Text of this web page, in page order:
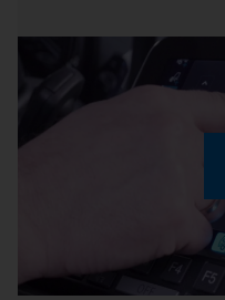
Service
Recherche